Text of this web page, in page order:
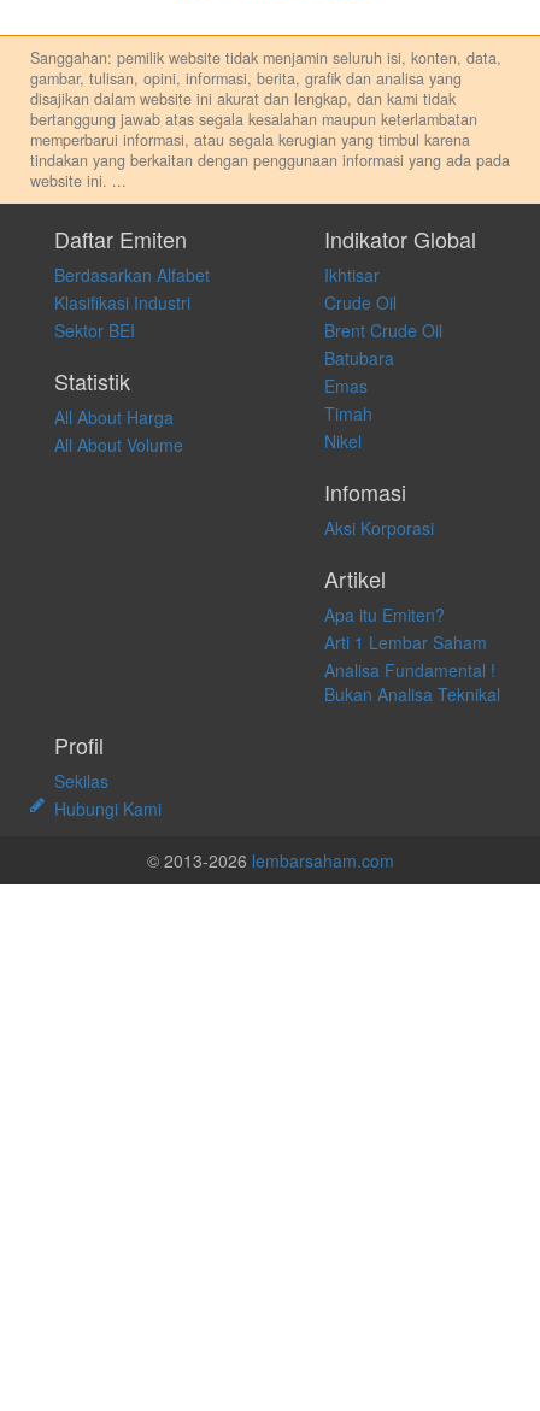
Sanggahan: pemilik website tidak menjamin seluruh isi, konten, data,
gambar, tulisan, opini, informasi, berita, grafik dan analisa yang
disajikan dalam website ini akurat dan lengkap, dan kami tidak
bertanggung jawab atas segala kesalahan maupun keterlambatan
memperbarui informasi, atau segala kerugian yang timbul karena
tindakan yang berkaitan dengan penggunaan informasi yang ada pada
website ini. ...
pribadi. Kami tidak memberi anjuran, saran, rekomendasi untuk
membeli, menjual atau melakukan aktivitas lain yang terkait dengan
transaksi perdagangan apapun, dan kami tidak bertanggung jawab
atas keputusan investasi yang dilakukan dalam kondisi dan situasi
apapun juga, yang diakibatkan secara langsung maupun tidak
langsung atas konten pada website ini.
Daftar Emiten
Berdasarkan Alfabet
Klasifikasi Industri
Sektor BEI
Statistik
All About Harga
All About Volume
Indikator Global
Ikhtisar
Crude Oil
Brent Crude Oil
Batubara
Emas
Timah
Nikel
Infomasi
Aksi Korporasi
Artikel
Apa itu Emiten?
Arti 1 Lembar Saham
Analisa Fundamental !
Bukan Analisa Teknikal
Profil
Sekilas
Hubungi Kami
© 2013-2026 lembarsaham.com